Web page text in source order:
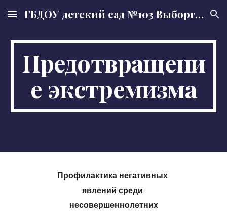
Skip to main content Skip to navigation
ГБДОУ детский сад №103 Выборгского района Санкт-Петербурга
Предотвращени
е экстремизма
Профилактика негативных
явлений среди
несовершеннолетних